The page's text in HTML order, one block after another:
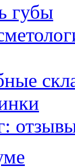
губы